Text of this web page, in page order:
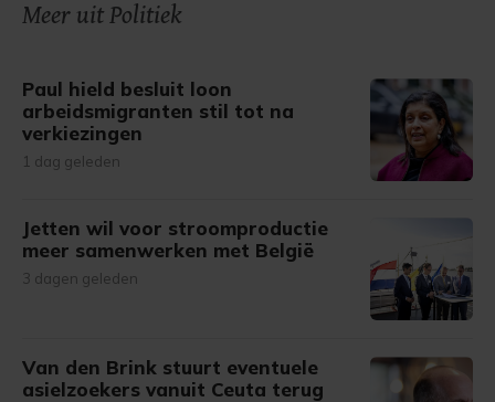
Meer uit Politiek
Paul hield besluit loon
arbeidsmigranten stil tot na
verkiezingen
1 dag geleden
Jetten wil voor stroomproductie
meer samenwerken met België
3 dagen geleden
Van den Brink stuurt eventuele
asielzoekers vanuit Ceuta terug